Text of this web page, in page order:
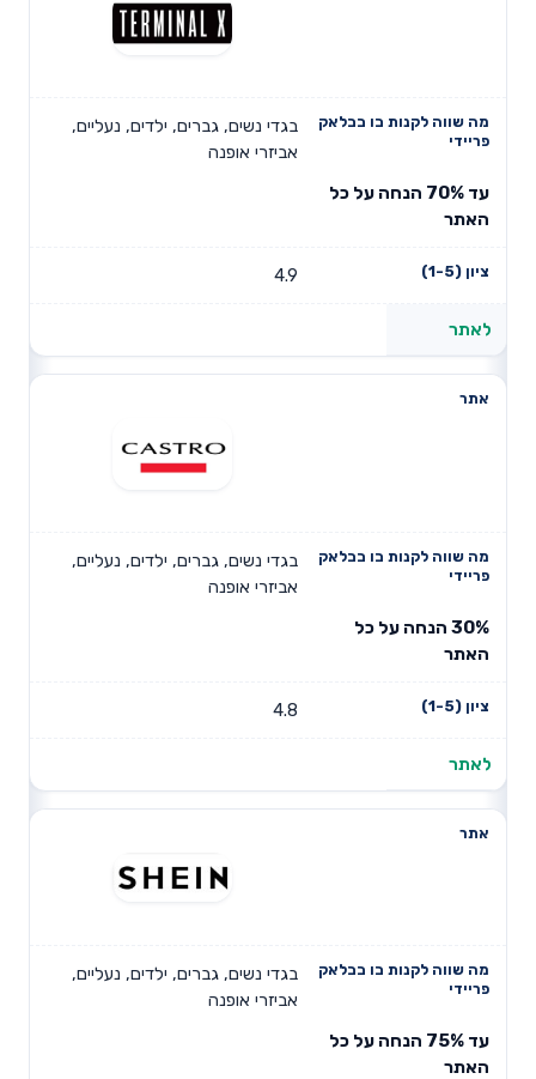
בגדי נשים, גברים, ילדים, נעליים,
אביזרי אופנה
עד 70% הנחה על כל
האתר
4.9
לאתר
בגדי נשים, גברים, ילדים, נעליים,
אביזרי אופנה
30% הנחה על כל
האתר
4.8
לאתר
בגדי נשים, גברים, ילדים, נעליים,
אביזרי אופנה
עד 75% הנחה על כל
האתר